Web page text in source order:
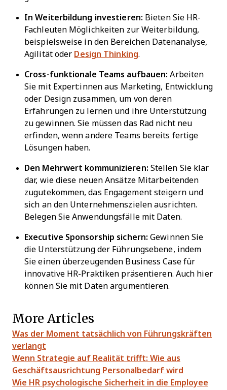
In Weiterbildung investieren: Bieten Sie HR-
Fachleuten Möglichkeiten zur Weiterbildung,
beispielsweise in den Bereichen Datenanalyse,
Agilität oder Design Thinking.
Cross-funktionale Teams aufbauen: Arbeiten
Sie mit Expert:innen aus Marketing, Entwicklung
oder Design zusammen, um von deren
Erfahrungen zu lernen und ihre Unterstützung
zu gewinnen. Sie müssen das Rad nicht neu
erfinden, wenn andere Teams bereits fertige
Lösungen haben.
Den Mehrwert kommunizieren: Stellen Sie klar
dar, wie diese neuen Ansätze Mitarbeitenden
zugutekommen, das Engagement steigern und
sich an den Unternehmenszielen ausrichten.
Belegen Sie Anwendungsfälle mit Daten.
Executive Sponsorship sichern: Gewinnen Sie
die Unterstützung der Führungsebene, indem
Sie einen überzeugenden Business Case für
innovative HR-Praktiken präsentieren. Auch hier
können Sie mit Daten argumentieren.
More Articles
Was der Moment tatsächlich von Führungskräften
verlangt
Wenn Strategie auf Realität trifft: Wie aus
Geschäftsausrichtung Personalbedarf wird
Wie HR psychologische Sicherheit in die Employee